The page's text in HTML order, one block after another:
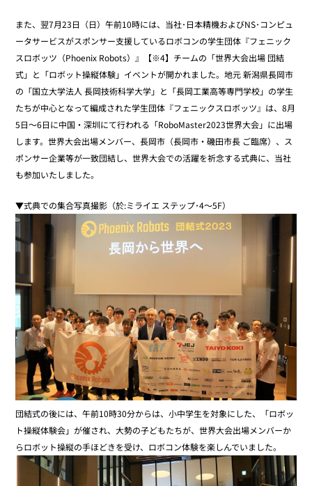
また、翌7月23日（日）午前10時には、当社･日本精機およびNS･コンピュ
ータサービスがスポンサー支援しているロボコンの学生団体『フェニック
スロボッツ（Phoenix Robots）』【※4】チームの「世界大会出場 団結
式」と「ロボット操縦体験」イベントが開かれました。地元 新潟県長岡市
の「国立大学法人 長岡技術科学大学」と「長岡工業高等専門学校」の学生
たちが中心となって編成された学生団体『フェニックスロボッツ』は、8月
5日～6日に中国・深圳にて行われる「RoboMaster2023世界大会」に出場
します。世界大会出場メンバー、長岡市（長岡市・磯田市長 ご臨席）、ス
ポンサー企業等が一致団結し、世界大会での活躍を祈念する式典に、当社
も参加いたしました。
▼式典での集合写真撮影（於:ミライエ ステップ･4～5F）
団結式の後には、午前10時30分からは、小中学生を対象にした、「ロボッ
ト操縦体験会」が催され、大勢の子どもたちが、世界大会出場メンバーか
らロボット操縦の手ほどきを受け、ロボコン体験を楽しんでいました。